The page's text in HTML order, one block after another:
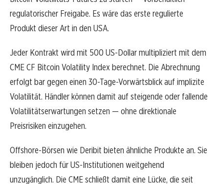
regulatorischer Freigabe. Es wäre das erste regulierte
Produkt dieser Art in den USA.
Jeder Kontrakt wird mit 500 US-Dollar multipliziert mit dem
CME CF Bitcoin Volatility Index berechnet. Die Abrechnung
erfolgt bar gegen einen 30-Tage-Vorwärtsblick auf implizite
Volatilität. Händler können damit auf steigende oder fallende
Volatilitätserwartungen setzen — ohne direktionale
Preisrisiken einzugehen.
Offshore-Börsen wie Deribit bieten ähnliche Produkte an. Sie
bleiben jedoch für US-Institutionen weitgehend
unzugänglich. Die CME schließt damit eine Lücke, die seit